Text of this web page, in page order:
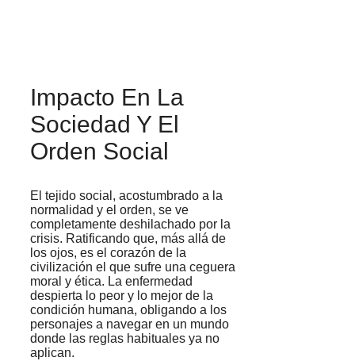
Impacto En La
Sociedad Y El
Orden Social
El tejido social, acostumbrado a la
normalidad y el orden, se ve
completamente deshilachado por la
crisis. Ratificando que, más allá de
los ojos, es el corazón de la
civilización el que sufre una ceguera
moral y ética. La enfermedad
despierta lo peor y lo mejor de la
condición humana, obligando a los
personajes a navegar en un mundo
donde las reglas habituales ya no
aplican.